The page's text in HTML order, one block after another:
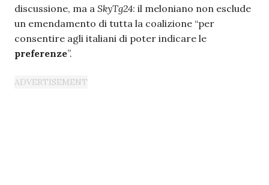
discussione, ma a SkyTg24: il meloniano non esclude
un emendamento di tutta la coalizione “per
consentire agli italiani di poter indicare le
preferenze”.